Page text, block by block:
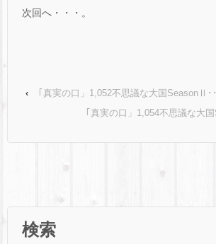
次回へ・・・。
‹
｢真実の口」1,052不思議な大国SeasonⅡ
｢真実の口」1,054不思議な大
検索